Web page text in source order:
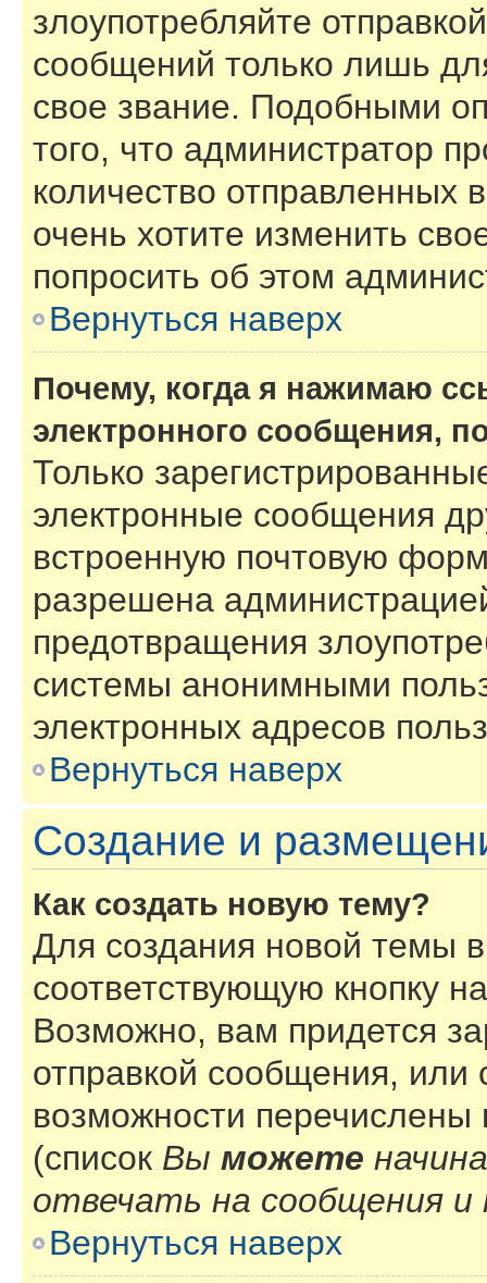
злоупотребляйте
сообщений только лишь
свое звание. Подобными
того, что администратор
количество
очень хотите изменить
попросить об этом
Вернуться наверх
Почему, когда я нажимаю
электронного сообщения,
Только
электронные сообщения
встроенную почтовую
разрешена
предотвращения
системы анонимными
электронных адресов
Вернуться наверх
Создание и
Как создать новую тему?
Для создания новой темы
соответствующую кнопку
Возможно, вам придется
отправкой сообщения,
возможности
(список Вы можете
отвечать на сообщения
Вернуться наверх